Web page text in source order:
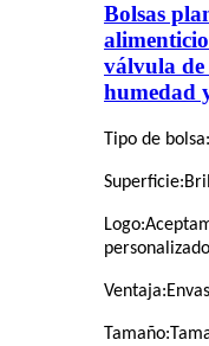
Bolsas
válvula
humedad
Tipo de bolsa:
Superficie:
Logo:
Ventaja:
Tamaño: